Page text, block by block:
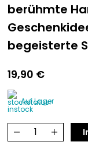
berühmte
begeisterte
19,90 €
Auf Lager
Handball
Menge